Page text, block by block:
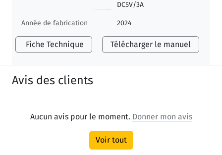
DC5V/3A
Année de fabrication 2024
Fiche Technique Télécharger le manuel
Avis des clients
Aucun avis pour le moment. Donner mon avis
Voir tout